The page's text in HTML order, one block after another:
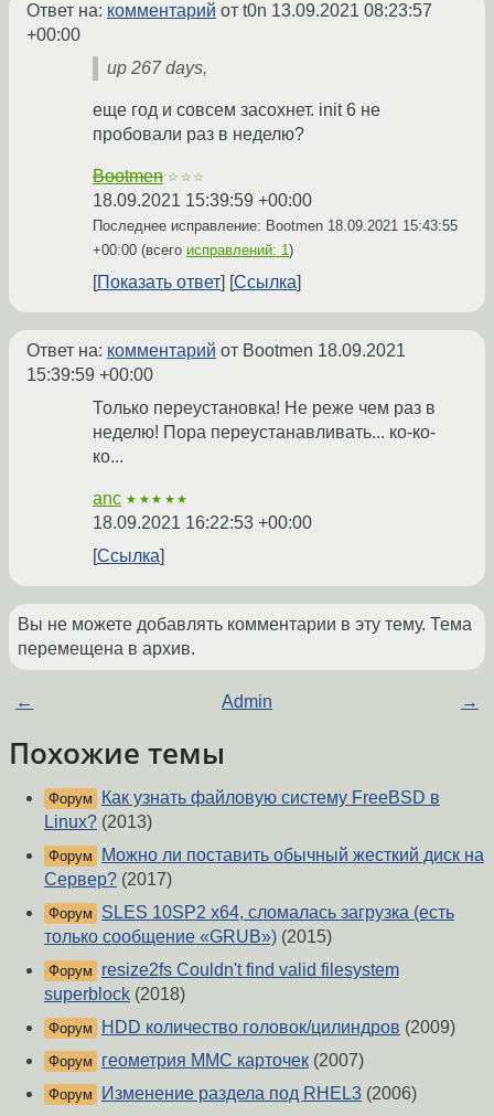
Ответ на: комментарий от t0n 13.09.2021 08:23:57
+00:00
up 267 days,
еще год и совсем засохнет. init 6 не
пробовали раз в неделю?
Bootmen ☆☆☆
18.09.2021 15:39:59 +00:00
Последнее исправление: Bootmen 18.09.2021 15:43:55
+00:00 (всего исправлений: 1)
Показать ответ Ссылка
Ответ на: комментарий от Bootmen 18.09.2021
15:39:59 +00:00
Только переустановка! Не реже чем раз в
неделю! Пора переустанавливать... ко-ко-
ко...
anc ★★★★★
18.09.2021 16:22:53 +00:00
Ссылка
Вы не можете добавлять комментарии в эту тему. Тема
перемещена в архив.
← Admin →
Похожие темы
Форум
Как узнать файловую систему FreeBSD в
Linux? (2013)
Форум
Можно ли поставить обычный жесткий диск на
Сервер? (2017)
Форум
SLES 10SP2 x64, сломалась загрузка (есть
только сообщение «GRUB») (2015)
Форум
resize2fs Couldn't find valid filesystem
superblock (2018)
Форум HDD количество головок/цилиндров (2009)
Форум геометрия MMC карточек (2007)
Форум Изменение раздела под RHEL3 (2006)